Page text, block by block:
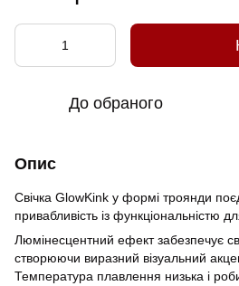
До обраного
Опис
Свічка GlowKink у формі троянди
привабливість із функціональністю
Люмінесцентний ефект забезпечує
створюючи виразний візуальний
Температура плавлення низька і